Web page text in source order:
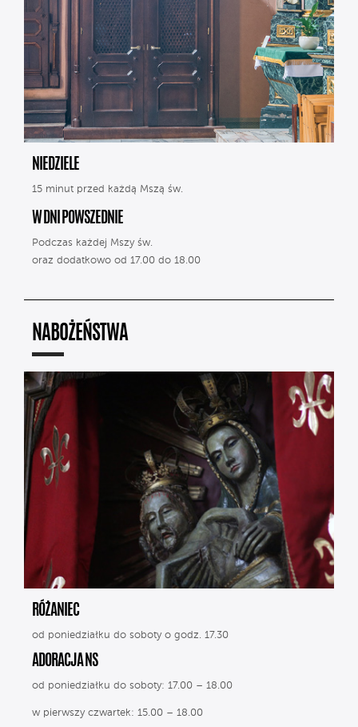
NIEDZIELE
15 minut przed każdą Mszą św.
W DNI POWSZEDNIE
Podczas każdej Mszy św.
oraz dodatkowo od 17.00 do 18.00
NABOŻEŃSTWA
RÓŻANIEC
od poniedziałku do soboty o godz. 17.30
ADORACJA NS
od poniedziałku do soboty: 17.00 – 18.00
w pierwszy czwartek: 15.00 – 18.00